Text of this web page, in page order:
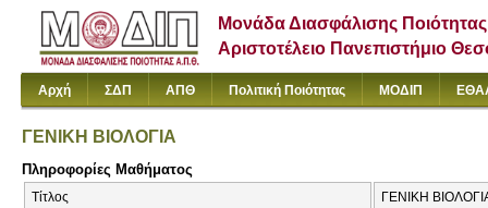
Μονάδα Διασφάλισης Ποιότητας
Αριστοτέλειο Πανεπιστήμιο
Αρχή ΣΔΠ ΑΠΘ Πολιτική Ποιότητας ΜΟΔΙΠ
ΓΕΝΙΚΗ ΒΙΟΛΟΓΙΑ
Πληροφορίες Μαθήματος
Τίτλος ΓΕΝΙΚΗ